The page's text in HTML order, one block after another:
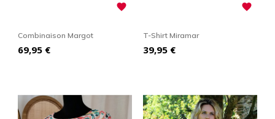

Combinaison Margot
Prix
69,95 €

T-Shirt Miramar
Prix
39,95 €